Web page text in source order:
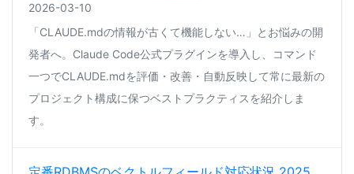
2026-03-10
「CLAUDE.mdの情報が古くて機能しない…」とお悩みの開
発者へ。Claude Code公式プラグインを導入し、コマンド
一つでCLAUDE.mdを評価・改善・自動反映して常に最新の
プロジェクト構成に保つベストプラクティスを紹介しま
す。